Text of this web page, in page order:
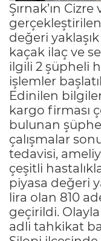
Şırnak’ın
değeri
kaçak ilaç ve
ilgili 2 şüpheli
işlemler
Edinilen
kargo firması
bulunan
çalışmalar
tedavisi,
çeşitli
piyasa değeri
lira olan 810
geçirildi.
adli tahkikat